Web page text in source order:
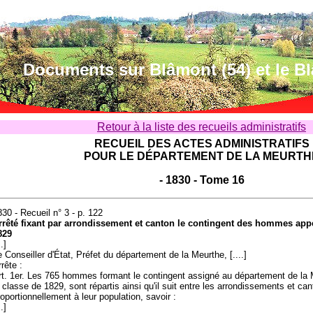
Documents sur Blâmont (54) et le
Retour à la liste des recueils administratifs
RECUEIL DES ACTES ADMINISTRATIFS
POUR LE DÉPARTEMENT DE LA
- 1830 - Tome 16
- Recueil n° 3 - p. 122
fixant par arrondissement et canton le contingent des hommes
Conseiller d'État, Préfet du département de la Meurthe, [....]
:
1er. Les 765 hommes formant le contingent assigné au département de la
classe de 1829, sont répartis ainsi qu'il suit entre les arrondissements et
à leur population, savoir :